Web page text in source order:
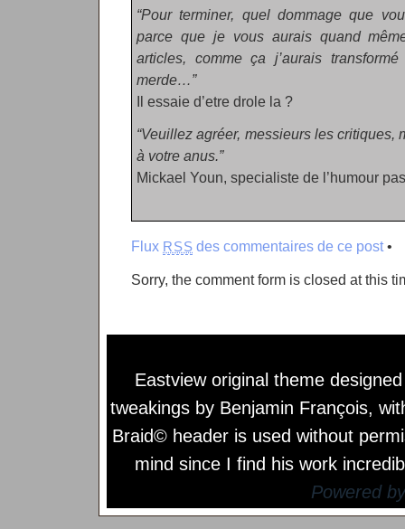
“Pour terminer, quel dommage que
parce que je vous aurais quand
articles, comme ça j’aurais
merde…”
Il essaie d’etre drole la ?
“Veuillez agréer, messieurs les critiques,
à votre anus.”
Mickael Youn, specialiste de l’humour
Flux RSS des commentaires de ce post•
Sorry, the comment form is closed at this
Eastview original theme
tweakings by Benjamin François,
Braid© header is used without
mind since I find his work
Powered